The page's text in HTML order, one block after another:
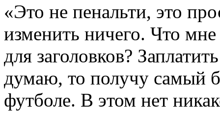
«Это не пенальти, это
изменить ничего. Что
для заголовков?
думаю, то получу самый
футболе. В этом нет